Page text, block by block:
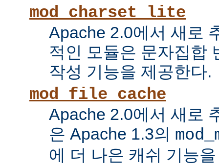
mod_charset_lite
Apache 2.0에서 새로
적인 모듈은 문자집합
작성 기능을 제공한다.
mod_file_cache
Apache 2.0에서 새로
은 Apache 1.3의
에 더 나은 캐쉬 기능